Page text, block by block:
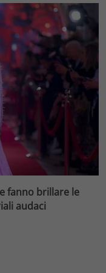
fanno brillare le
audaci